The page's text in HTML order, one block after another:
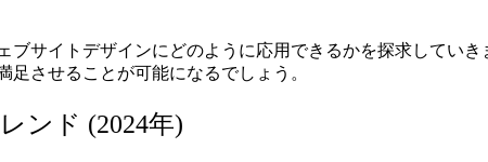
サイトデザインにどのように応用できるかを探求してい
させることが可能になるでしょう。
ンド (2024年)